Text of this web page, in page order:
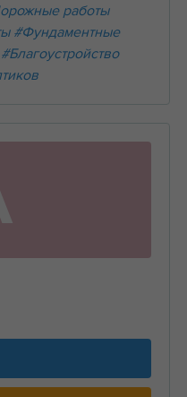
работы
#Фундаментные
#Благоустройство